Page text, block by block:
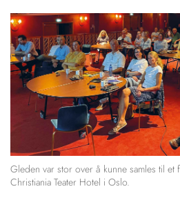
Gleden var stor over å kunne samles til et
Christiania Teater Hotel i Oslo.